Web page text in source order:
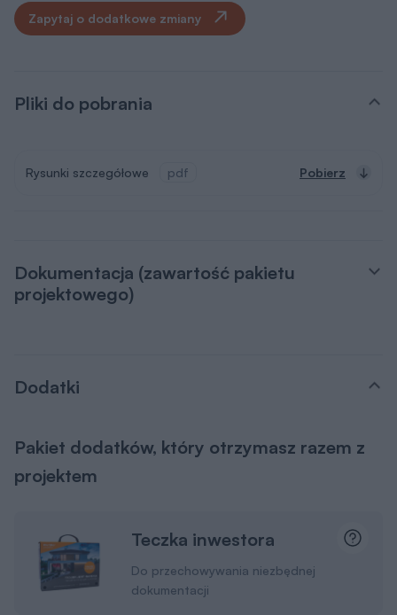
Zapytaj o dodatkowe zmiany
Pliki do pobrania
Rysunki szczegółowe pdf Pobierz
Dokumentacja (zawartość pakietu
projektowego)
Dodatki
Pakiet dodatków, który otrzymasz razem z
projektem
Teczka inwestora
Do przechowywania niezbędnej
dokumentacji